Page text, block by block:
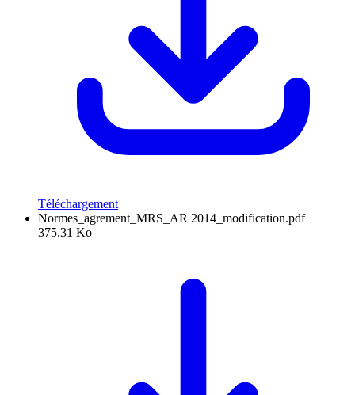
Téléchargement
Normes_agrement_MRS_AR 2014_modification.pdf
375.31 Ko